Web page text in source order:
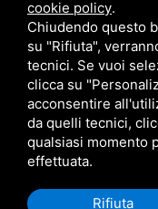
Area
CBA dei Lubrificanti Spa -
R.E.A. n° 293659 - REG.
Sitemap Questo sito è
cookie policy.
Chiudendo questo
su "Rifiuta",
tecnici. Se vuoi
clicca su
acconsentire
da quelli tecnici,
qualsiasi momento
effettuata.
Rifiuta